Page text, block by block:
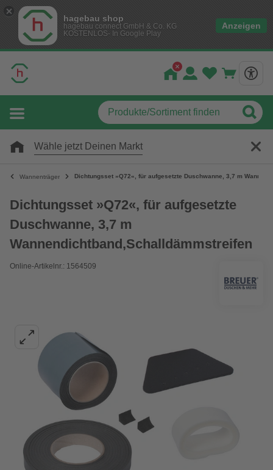
hagebau shop
hagebau connect GmbH & Co. KG
KOSTENLOS- In Google Play
Anzeigen
Wähle jetzt Deinen Markt
Wannenträger Dichtungsset »Q72«, für aufgesetzte Duschwanne, 3,7 m
Dichtungsset »Q72«, für aufgesetzte
Duschwanne, 3,7 m
Wannendichtband,Schalldämmstreifen
Online-Artikelnr.: 1564509